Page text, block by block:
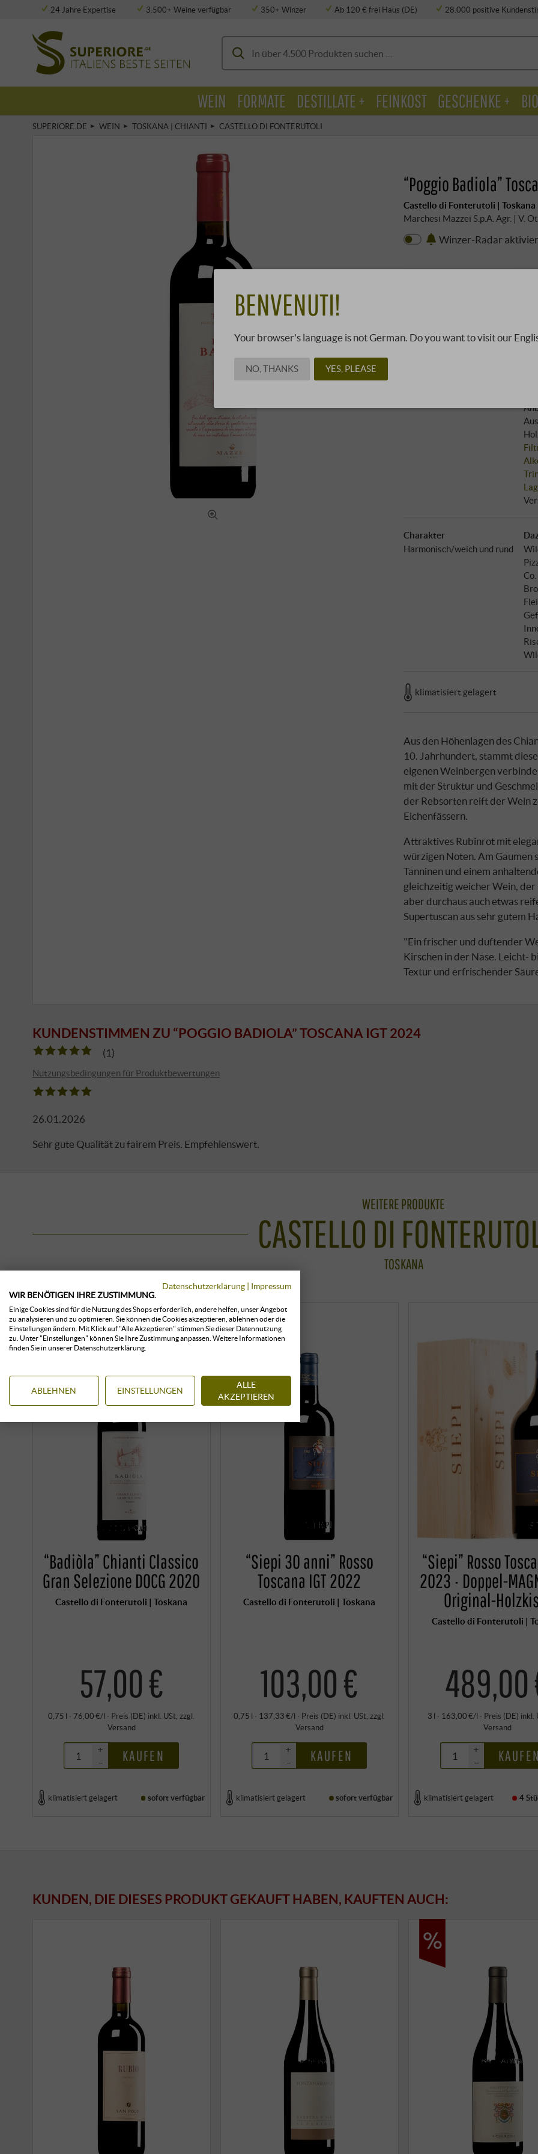
24 Jahre Expertise 3.500+ Weine verfügbar 350+ Winzer Ab 120 € frei Haus (DE)
28.000 positive
SUPERIORE.DE WEIN TOSKANA | CHIANTI CASTELLO DI FONTERUTOLI
“Poggio Badiola”
Castello di Fonterutoli | Toskana
Marchesi Mazzei S.p.A. Agr. | V.
Winzer-Radar
Charakter
Harmonisch/weich und rund
Co.
klimatisiert gelagert
Aus den Höhenlagen des
10. Jahrhundert, stammt
eigenen Weinbergen
mit der Struktur und
der Rebsorten reift der Wein
Eichenfässern.
Attraktives Rubinrot mit
würzigen Noten. Am
Tanninen und einem
gleichzeitig weicher Wein,
aber durchaus auch etwas
Supertuscan aus sehr gutem
"Ein frischer und duftender
Kirschen in der Nase. Leicht-
Textur und erfrischender
KUNDENSTIMMEN ZU “POGGIO BADIOLA” TOSCANA IGT 2024
(1)
Nutzungsbedingungen für Produktbewertungen
26.01.2026
Sehr gute Qualität zu fairem Preis. Empfehlenswert.
WEITERE PRODUKTE
CASTELLO DI
TOSKANA
“Badiòla” Chianti Classico
Gran Selezione DOCG 2020
Castello di Fonterutoli | Toskana
57,00 €
0,75 l · 76,00 €/l · Preis (DE) inkl. USt, zzgl.
Versand
+
–
KAUFEN
klimatisiert gelagert sofort verfügbar
“Siepi 30 anni” Rosso
Toscana IGT 2022
Castello di Fonterutoli | Toskana
103,00 €
0,75 l · 137,33 €/l · Preis (DE) inkl. USt, zzgl.
Versand
+
–
KAUFEN
klimatisiert gelagert sofort verfügbar
“Siepi” Rosso
2023 · Doppel-
Original-
Castello di Fonterutoli |
489,00
3 l · 163,00 €/l · Preis (DE) inkl.
Versand
+
–
klimatisiert gelagert 4
KUNDEN, DIE DIESES PRODUKT GEKAUFT HABEN, KAUFTEN AUCH:
WEIN FORMATE DESTILLATE + FEINKOST GESCHENKE + BIO
BENVENUTI!
Your browser's language is not German. Do you want to visit our
NO, THANKS YES, PLEASE
Datenschutzerklärung | Impressum
WIR BENÖTIGEN IHRE ZUSTIMMUNG.
Einige Cookies sind für die Nutzung des Shops erforderlich, andere helfen, unser Angebot
zu analysieren und zu optimieren. Sie können die Cookies akzeptieren, ablehnen oder die
Einstellungen ändern. Mit Klick auf "Alle Akzeptieren" stimmen Sie dieser Datennutzung
zu. Unter "Einstellungen" können Sie Ihre Zustimmung anpassen. Weitere Informationen
finden Sie in unserer Datenschutzerklärung.
ABLEHNEN EINSTELLUNGEN
ALLE
AKZEPTIEREN